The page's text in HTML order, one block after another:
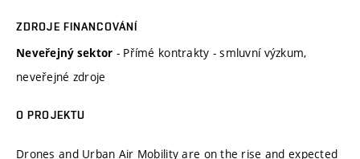
ZDROJE FINANCOVÁNÍ
Neveřejný sektor - Přímé kontrakty - smluvní výzkum,
neveřejné zdroje
O PROJEKTU
Drones and Urban Air Mobility are on the rise and expected